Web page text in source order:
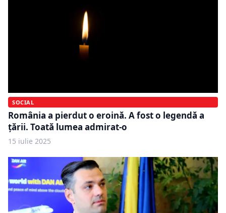
SOCIAL
România a pierdut o eroină. A fost o legendă a
țării. Toată lumea admirat-o
15 iulie 2025